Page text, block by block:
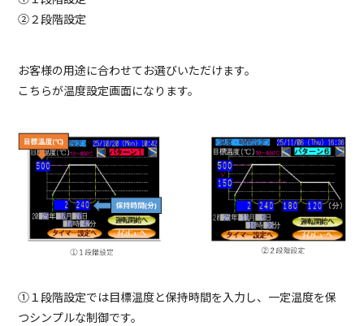
②２段階設定
お客様の用途に合わせてお選びいただけます。
こちらが温度設定画面になります。
①１段階設定では目標温度と保持時間を入力し、一定温度を保
つシンプルな制御です。